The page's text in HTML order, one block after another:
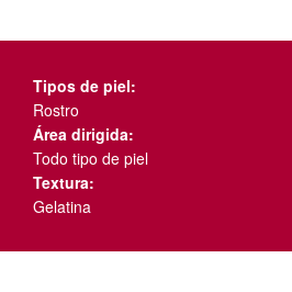
Tipos de piel:
Rostro
Área dirigida:
Todo tipo de piel
Textura:
Gelatina